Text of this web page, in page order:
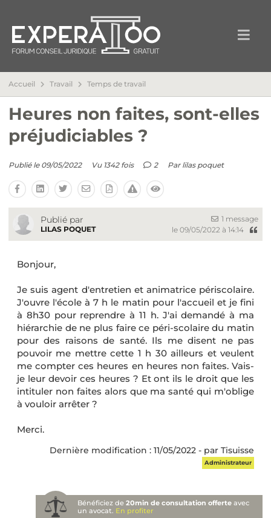
Accueil Travail Temps de travail
Heures non faites, sont-elles
préjudiciables ?
Publié le 09/05/2022 Vu 1342 fois 2 Par lilas poquet
Publié par
LILAS POQUET
1 message
le 09/05/2022 à 14:14
Bonjour,
Je suis agent d'entretien et animatrice périscolaire.
J'ouvre l'école à 7 h le matin pour l'accueil et je fini
à 8h30 pour reprendre à 11 h. J'ai demandé à ma
hiérarchie de ne plus faire ce péri-scolaire du matin
pour des raisons de santé. Ils me disent ne pas
pouvoir me mettre cette 1 h 30 ailleurs et veulent
me compter ces heures en heures non faites. Vais-
je leur devoir ces heures ? Et ont ils le droit que les
intituler non faites alors que ma santé qui m'oblige
à vouloir arrêter ?
Merci.
Dernière modification : 11/05/2022 - par Tisuisse
Administrateur
Bénéficiez de20min de consultation offerte avec
un avocat. En profiter